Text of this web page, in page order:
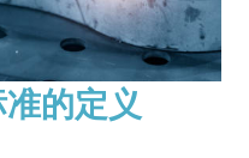
的定义